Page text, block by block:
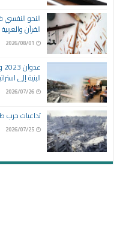
النحو النفسي
القرآن
2026/08/01
البنية إلى
2026/07/26
تداعيات حرب
2026/07/25